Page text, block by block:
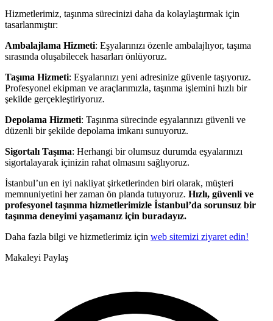
Hizmetlerimiz, taşınma sürecinizi daha da kolaylaştırmak için
tasarlanmıştır:
Ambalajlama Hizmeti: Eşyalarınızı özenle ambalajlıyor, taşıma
sırasında oluşabilecek hasarları önlüyoruz.
Taşıma Hizmeti: Eşyalarınızı yeni adresinize güvenle taşıyoruz.
Profesyonel ekipman ve araçlarımızla, taşınma işlemini hızlı bir
şekilde gerçekleştiriyoruz.
Depolama Hizmeti: Taşınma sürecinde eşyalarınızı güvenli ve
düzenli bir şekilde depolama imkanı sunuyoruz.
Sigortalı Taşıma: Herhangi bir olumsuz durumda eşyalarınızı
sigortalayarak içinizin rahat olmasını sağlıyoruz.
İstanbul’un en iyi nakliyat şirketlerinden biri olarak, müşteri
memnuniyetini her zaman ön planda tutuyoruz. Hızlı, güvenli ve
profesyonel taşınma hizmetlerimizle İstanbul’da sorunsuz bir
taşınma deneyimi yaşamanız için buradayız.
Daha fazla bilgi ve hizmetlerimiz için web sitemizi ziyaret edin!
Makaleyi Paylaş